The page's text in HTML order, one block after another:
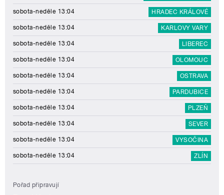
sobota-neděle 13:04 HRADEC KRÁLOVÉ
sobota-neděle 13:04 KARLOVY VARY
sobota-neděle 13:04 LIBEREC
sobota-neděle 13:04 OLOMOUC
sobota-neděle 13:04 OSTRAVA
sobota-neděle 13:04 PARDUBICE
sobota-neděle 13:04 PLZEŇ
sobota-neděle 13:04 SEVER
sobota-neděle 13:04 VYSOČINA
sobota-neděle 13:04 ZLÍN
Pořad připravují